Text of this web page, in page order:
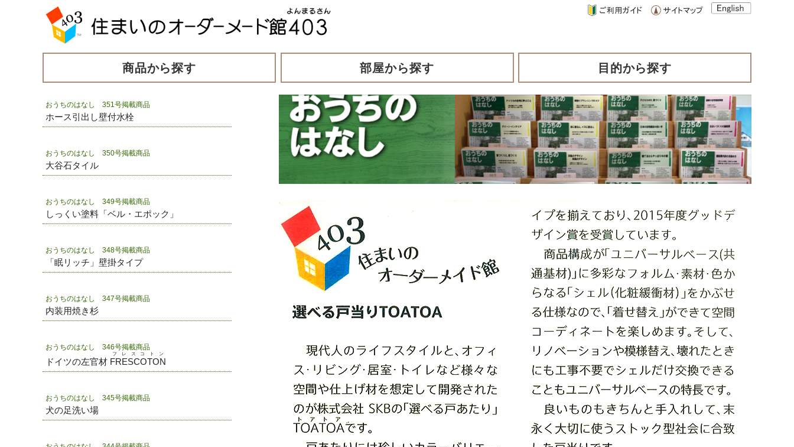
商品から探す 部屋から探す 目的から探す
おうちのはなし 351号掲載商品
ホース引出し壁付水栓
おうちのはなし 350号掲載商品
大谷石タイル
おうちのはなし 349号掲載商品
しっくい塗料「ベル・エポック」
おうちのはなし 348号掲載商品
「眠リッチ」壁掛タイプ
おうちのはなし 347号掲載商品
内装用焼き杉
おうちのはなし 346号掲載商品
ドイツの左官材 FRESCOTON
フレスコトン
おうちのはなし 345号掲載商品
犬の足洗い場